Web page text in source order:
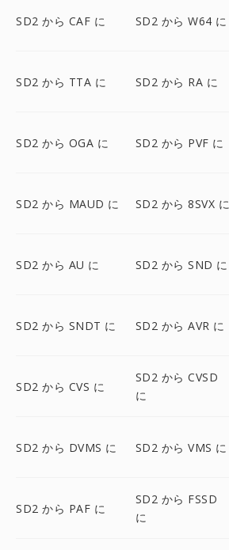
SD2 から CAF に SD2 から W64 に
SD2 から TTA に SD2 から RA に
SD2 から OGA に SD2 から PVF に
SD2 から MAUD に SD2 から 8SVX に
SD2 から AU に SD2 から SND に
SD2 から SNDT に SD2 から AVR に
SD2 から CVS に
SD2 から CVSD
に
SD2 から DVMS に SD2 から VMS に
SD2 から PAF に
SD2 から FSSD
に